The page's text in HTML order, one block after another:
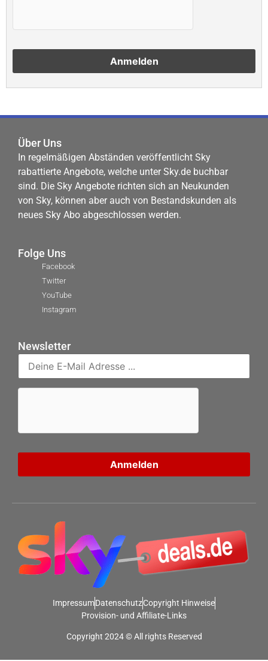
Über Uns
In regelmäßigen Abständen veröffentlicht Sky
rabattierte Angebote, welche unter Sky.de buchbar
sind. Die Sky Angebote richten sich an Neukunden
von Sky, können aber auch von Bestandskunden als
neues Sky Abo abgeschlossen werden.
Folge Uns
Facebook
Twitter
YouTube
Instagram
Newsletter
ImpressumDatenschutzCopyright Hinweise
Provision- und Affiliate-Links
Copyright 2024 © All rights Reserved